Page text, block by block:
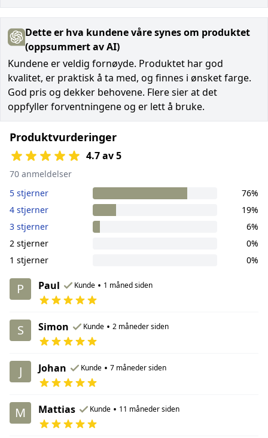
Dette er hva kundene våre synes om produktet
(oppsummert av AI)
Kundene er veldig fornøyde. Produktet har god
kvalitet, er praktisk å ta med, og finnes i ønsket farge.
God pris og dekker behovene. Flere sier at det
oppfyller forventningene og er lett å bruke.
Produktvurderinger
4.7 av 5
70 anmeldelser
5 stjerner
76%
4 stjerner
19%
3 stjerner
6%
2 stjerner
0%
1 stjerner
0%
P Paul Kunde • 1 måned siden
S Simon Kunde • 2 måneder siden
J Johan Kunde • 7 måneder siden
M Mattias Kunde • 11 måneder siden